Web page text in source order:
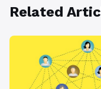
Related